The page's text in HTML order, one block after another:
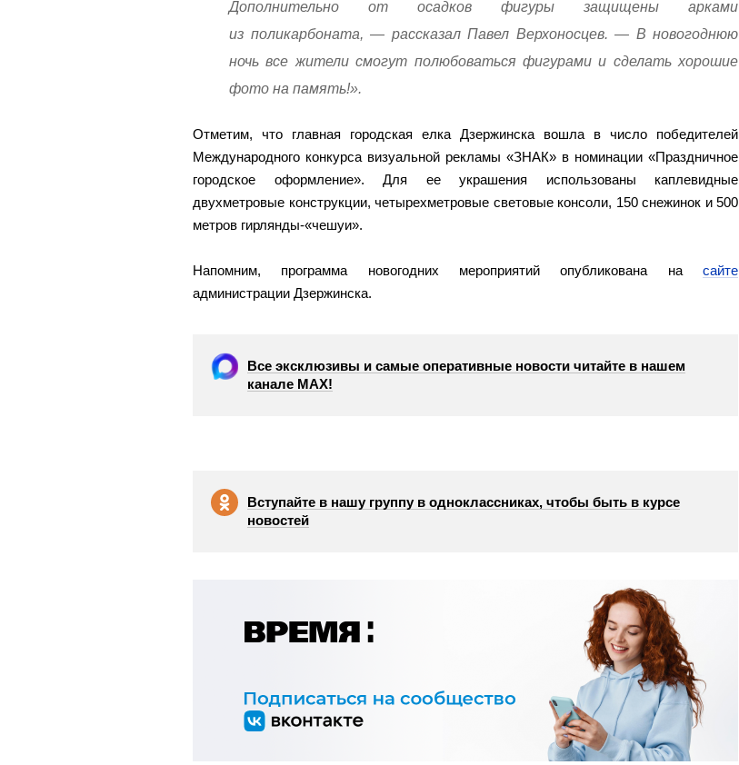
Дополнительно от осадков фигуры защищены арками
из поликарбоната, — рассказал Павел Верхоносцев. — В новогоднюю
ночь все жители смогут полюбоваться фигурами и сделать хорошие
фото на память!».
Отметим, что главная городская елка Дзержинска вошла в число победителей
Международного конкурса визуальной рекламы «ЗНАК» в номинации «Праздничное
городское оформление». Для ее украшения использованы каплевидные
двухметровые конструкции, четырехметровые световые консоли, 150 снежинок и 500
метров гирлянды-«чешуи».
Напомним, программа новогодних мероприятий опубликована на сайте
администрации Дзержинска.
Все эксклюзивы и самые оперативные новости читайте в нашем
канале МАХ!
Вступайте в нашу группу в одноклассниках, чтобы быть в курсе
новостей